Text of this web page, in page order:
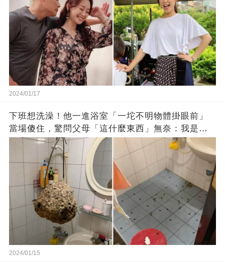
2024/01/17
下班想洗澡！他一進浴室「一坨不明物體掛眼前」
當場傻住，驚問父母「這什麼東西」無奈：我是親
生的嗎？
2024/01/15